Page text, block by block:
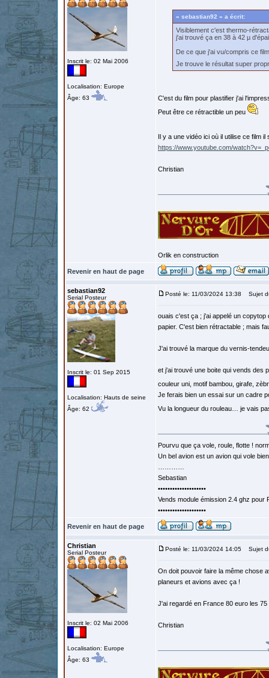
Inscrit le: 02 Mai 2006
Localisation: Europe
Âge: 63
« sebastian92 » a écrit:
Visiblement c'est thermo-
j'ai trouvé ça en 38 à 42 µ
De ce que j'ai vu/compris ce
Je trouve le résultat super
C'est du film pour plastifier j'ai
Peut être ce rétractible un peu
Il y a une vidéo ici où il utilise ce film
https://www.youtube.com/
Christian
Orlik en construction
Revenir en haut de page
sebastian92
Serial Posteur
Inscrit le: 01 Sep 2015
Localisation: Hauts de seine
Âge: 62
Posté le: 11/03/2024 13:38 Sujet
ouais c'est ça ; j'ai appelé un
papier. C'est bien rétractable ; mais
J'ai trouvé la marque du vernis-
et j'ai trouvé une boite qui vends des
couleur uni, motif bambou, girafe,
Je ferais bien un essai sur un cadre
Vu la longueur du rouleau… je vais
Pourvu que ça vole, roule, flotte !
Un bel avion est un avion qui vole
Sebastian
••••••••••••••••••••
Vends module émission 2.4 ghz
••••••••••••••••••••
Revenir en haut de page
Christian
Serial Posteur
Inscrit le: 02 Mai 2006
Localisation: Europe
Âge: 63
Posté le: 11/03/2024 14:05 Sujet
On doit pouvoir faire la même chose
planeurs et avions avec ça !
J'ai regardé en France 80 euro les
Christian